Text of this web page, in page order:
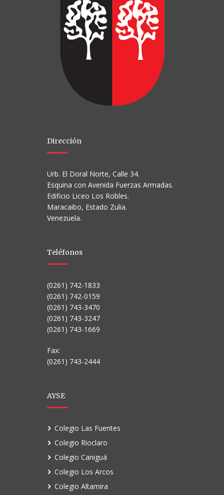
Dirección
Urb. El Doral Norte, Calle 34.
Esquina con Avenida Fuerzas Armadas.
Edificio Liceo Los Robles.
Maracaibo, Estado Zulia.
Venezuela.
Teléfonos
(0261) 742-1833
(0261) 742-0159
(0261) 743-3470
(0261) 743-3247
(0261) 743-1669
Fax:
(0261) 743-2444
AYSE
Colegio Las Fuentes
Colegio Rioclaro
Colegio Caniguá
Colegio Los Arcos
Colegio Altamira